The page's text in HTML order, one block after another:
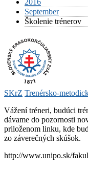
2016
September
Školenie trénerov
SKrZ Trenérsko-
Vážení tréneri, budúci
dávame do pozornosti
priloženom linku, kde
zo záverečných skúšok.
http://www.unipo.sk/